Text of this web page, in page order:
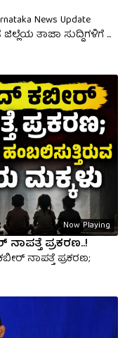
News Update
ತಾಜಾ ಸುದ್ದಿಗಳಿಗೆ ...
Now Playing
ನಾಪತ್ತೆ ಪ್ರಕರಣ..!
ನಾಪತ್ತೆ ಪ್ರಕರಣ;